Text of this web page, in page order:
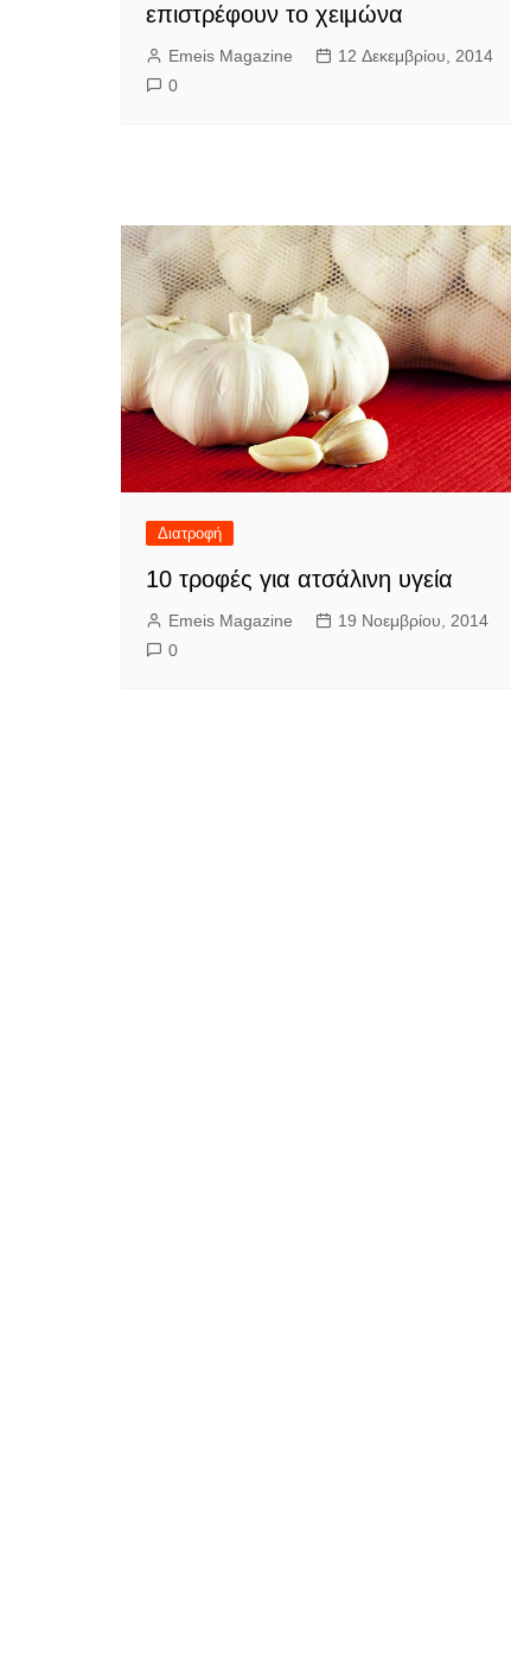
επιστρέφουν το χειμώνα
Emeis Magazine
12 Δεκεμβρίου, 2014
0
Διατροφή
10 τροφές για ατσάλινη υγεία
Emeis Magazine
19 Νοεμβρίου, 2014
0